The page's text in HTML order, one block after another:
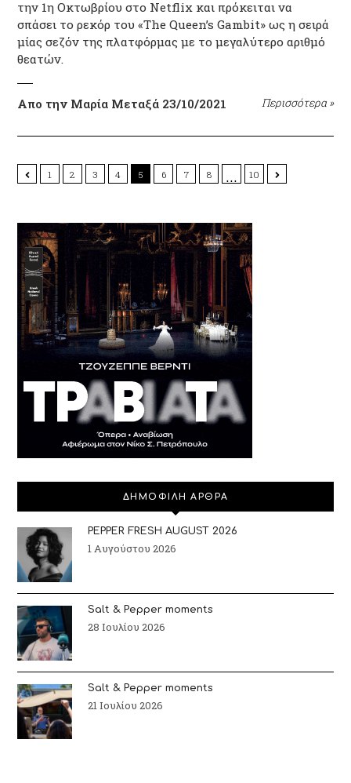
την 1η Οκτωβρίου στο Netflix και πρόκειται να
σπάσει το ρεκόρ του «The Queen’s Gambit» ως η σειρά
μίας σεζόν της πλατφόρμας με το μεγαλύτερο αριθμό
θεατών.
Απο την Μαρία Μεταξά 23/10/2021 Περισσότερα »
1 2 3 4 5 6 7 8 … 10
ΔΗΜΟΦΙΛΗ ΑΡΘΡΑ
PEPPER FRESH AUGUST 2026
1 Αυγούστου 2026
Salt & Pepper moments
28 Ιουλίου 2026
Salt & Pepper moments
21 Ιουλίου 2026